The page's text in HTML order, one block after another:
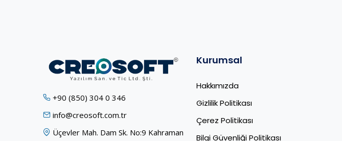
+90 (850) 304 0 346
info@creosoft.com.tr
Üçevler Mah. Dam Sk. No:9 Kahraman
Kurumsal
Hakkımızda
Gizlilik Politikası
Çerez Politikası
Bilgi Güvenliği Politikası